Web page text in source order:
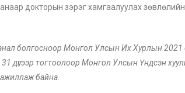
докторын зэрэг хамгаалуулах зөвлөлийн
болгосноор Монгол Улсын Их Хурлын
дүгээр тогтоолоор Монгол Улсын Үндсэн
байна.